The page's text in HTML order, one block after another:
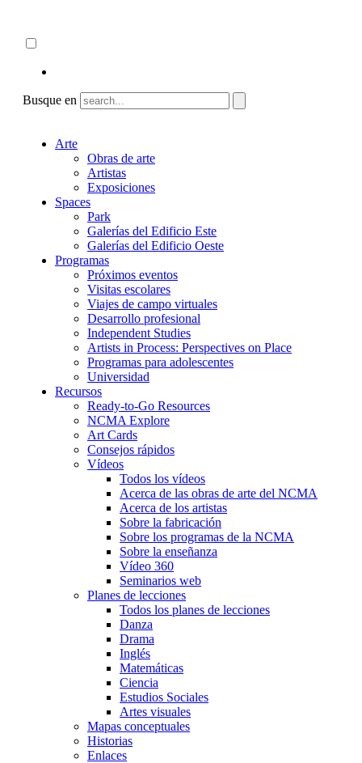
content
Busque en
Arte
Obras de arte
Artistas
Exposiciones
Spaces
Park
Galerías del Edificio Este
Galerías del Edificio Oeste
Programas
Próximos eventos
Visitas escolares
Viajes de campo virtuales
Desarrollo profesional
Independent Studies
Artists in Process: Perspectives on Place
Programas para adolescentes
Universidad
Recursos
Ready-to-Go Resources
NCMA Explore
Art Cards
Consejos rápidos
Vídeos
Todos los vídeos
Acerca de las obras de arte del NCMA
Acerca de los artistas
Sobre la fabricación
Sobre los programas de la NCMA
Sobre la enseñanza
Vídeo 360
Seminarios web
Planes de lecciones
Todos los planes de lecciones
Danza
Drama
Inglés
Matemáticas
Ciencia
Estudios Sociales
Artes visuales
Mapas conceptuales
Historias
Enlaces